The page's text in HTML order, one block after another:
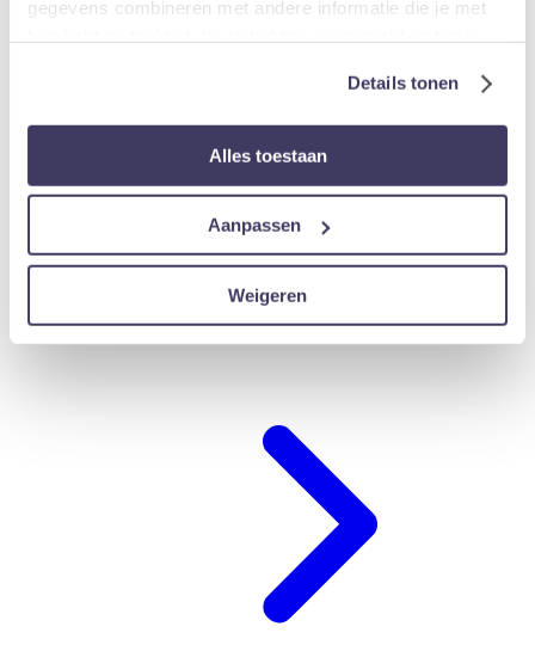
gegevens combineren met andere informatie die je met
Details tonen
Alles toestaan
Aanpassen
Weigeren
Hotel-arrangements